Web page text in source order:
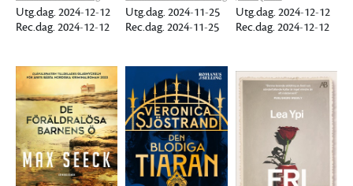
Utg.dag. 2024-12-12
Rec.dag. 2024-12-12
Utg.dag. 2024-11-25
Rec.dag. 2024-11-25
Utg.dag. 2024-12-12
Rec.dag. 2024-12-12